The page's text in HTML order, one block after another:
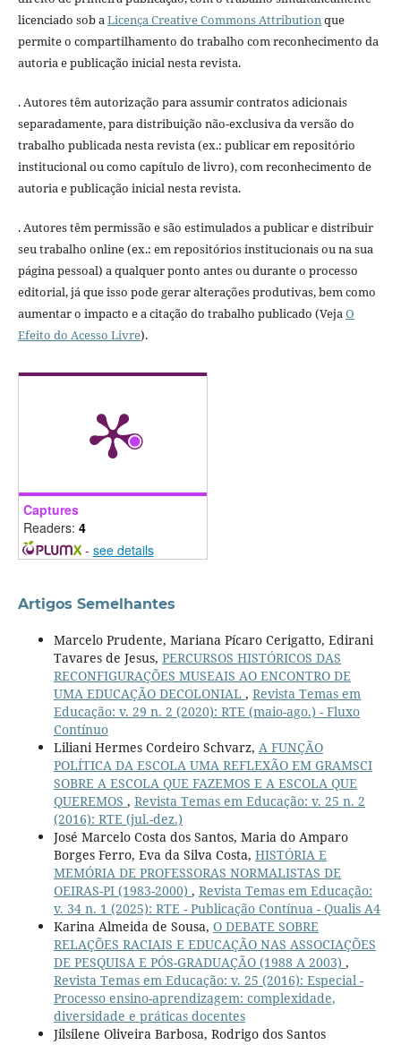
licenciado sob aLicença Creative Commons Attributionque
permite o compartilhamento do trabalho com reconhecimento da
autoria e publicação inicial nesta revista.
. Autores têm autorização para assumir contratos adicionais
separadamente, para distribuição não-exclusiva da versão do
trabalho publicada nesta revista (ex.: publicar em repositório
institucional ou como capítulo de livro), com reconhecimento de
autoria e publicação inicial nesta revista.
. Autores têm permissão e são estimulados a publicar e distribuir
seu trabalho online (ex.: em repositórios institucionais ou na sua
página pessoal) a qualquer ponto antes ou durante o processo
editorial, já que isso pode gerar alterações produtivas, bem como
aumentar o impacto e a citação do trabalho publicado (VejaO
Efeito do Acesso Livre).
Captures
Readers: 4
- see details
Artigos Semelhantes
Marcelo Prudente, Mariana Pícaro Cerigatto, Edirani
Tavares de Jesus, PERCURSOS HISTÓRICOS DAS
RECONFIGURAÇÕES MUSEAIS AO ENCONTRO DE
UMA EDUCAÇÃO DECOLONIAL , Revista Temas em
Educação: v. 29 n. 2 (2020): RTE (maio-ago.) - Fluxo
Contínuo
Liliani Hermes Cordeiro Schvarz, A FUNÇÃO
POLÍTICA DA ESCOLA UMA REFLEXÃO EM GRAMSCI
SOBRE A ESCOLA QUE FAZEMOS E A ESCOLA QUE
QUEREMOS , Revista Temas em Educação: v. 25 n. 2
(2016): RTE (jul.-dez.)
José Marcelo Costa dos Santos, Maria do Amparo
Borges Ferro, Eva da Silva Costa, HISTÓRIA E
MEMÓRIA DE PROFESSORAS NORMALISTAS DE
OEIRAS-PI (1983-2000) , Revista Temas em Educação:
v. 34 n. 1 (2025): RTE - Publicação Contínua - Qualis A4
Karina Almeida de Sousa, O DEBATE SOBRE
RELAÇÕES RACIAIS E EDUCAÇÃO NAS ASSOCIAÇÕES
DE PESQUISA E PÓS-GRADUAÇÃO (1988 A 2003) ,
Revista Temas em Educação: v. 25 (2016): Especial -
Processo ensino-aprendizagem: complexidade,
diversidade e práticas docentes
Jilsilene Oliveira Barbosa, Rodrigo dos Santos